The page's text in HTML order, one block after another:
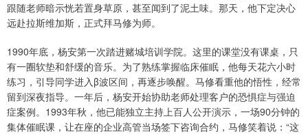
跟随老师暗示恍若置身草原，甚至闻到了泥土味。那天，他下定决心
远赴拉斯维加斯，正式拜马修为师。
1990年底，杨安第一次踏进赌城培训学院。这里的课堂没有课桌，只
有一圈软垫和舒缓的音乐。为了熟练掌握临床催眠，他每天花六小时
练习，引导同学进入β波区间，再逐步唤醒。马修看重他的悟性，经常
留到深夜指导。一年后，杨安开始协助老师处理客户的恐惧症与强迫
症案例。1993年秋，他已能独立主持上百人公开演示，一场90分钟的
集体催眠课，让在座的企业高管当场签下咨询合约，马修笑着说：“这